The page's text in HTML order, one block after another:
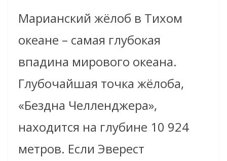
Марианский жёлоб в Тихом
океане – самая глубокая
впадина мирового океана.
Глубочайшая точка жёлоба,
«Бездна Челленджера»,
находится на глубине 10 924
метров. Если Эверест